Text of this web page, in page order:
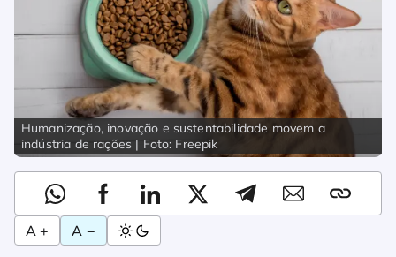
Humanização, inovação e sustentabilidade movem a
indústria de rações | Foto: Freepik
A + A −